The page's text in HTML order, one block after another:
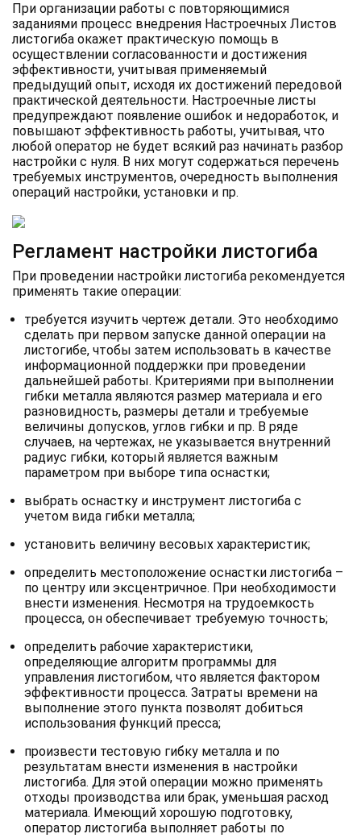
При организации работы с повторяющимися
заданиями процесс внедрения Настроечных Листов
листогиба окажет практическую помощь в
осуществлении согласованности и достижения
эффективности, учитывая применяемый
предыдущий опыт, исходя их достижений передовой
практической деятельности. Настроечные листы
предупреждают появление ошибок и недоработок, и
повышают эффективность работы, учитывая, что
любой оператор не будет всякий раз начинать разбор
настройки с нуля. В них могут содержаться перечень
требуемых инструментов, очередность выполнения
операций настройки, установки и пр.
Регламент настройки листогиба
При проведении настройки листогиба рекомендуется
применять такие операции:
требуется изучить чертеж детали. Это необходимо
сделать при первом запуске данной операции на
листогибе, чтобы затем использовать в качестве
информационной поддержки при проведении
дальнейшей работы. Критериями при выполнении
гибки металла являются размер материала и его
разновидность, размеры детали и требуемые
величины допусков, углов гибки и пр. В ряде
случаев, на чертежах, не указывается внутренний
радиус гибки, который является важным
параметром при выборе типа оснастки;
выбрать оснастку и инструмент листогиба с
учетом вида гибки металла;
установить величину весовых характеристик;
определить местоположение оснастки листогиба –
по центру или эксцентричное. При необходимости
внести изменения. Несмотря на трудоемкость
процесса, он обеспечивает требуемую точность;
определить рабочие характеристики,
определяющие алгоритм программы для
управления листогибом, что является фактором
эффективности процесса. Затраты времени на
выполнение этого пункта позволят добиться
использования функций пресса;
произвести тестовую гибку металла и по
результатам внести изменения в настройки
листогиба. Для этой операции можно применять
отходы производства или брак, уменьшая расход
материала. Имеющий хорошую подготовку,
оператор листогиба выполняет работы по